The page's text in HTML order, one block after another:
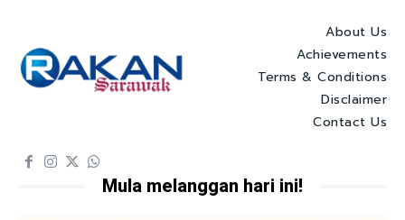
About Us
Achievements
Terms & Conditions
Disclaimer
Contact Us
Mula melanggan hari ini!